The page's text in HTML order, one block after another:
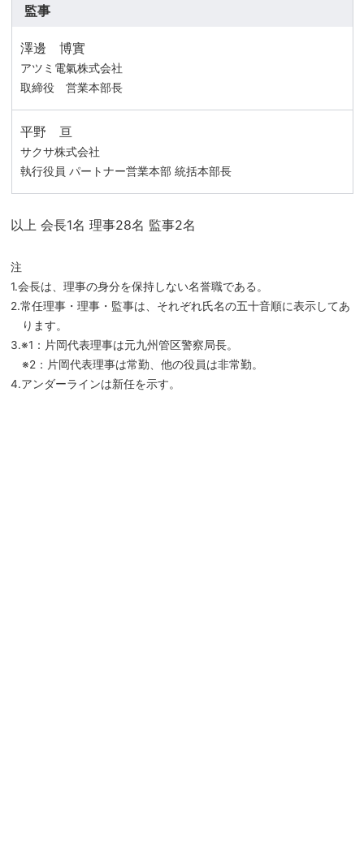
監事
澤邊 博實
アツミ電氣株式会社
取締役 営業本部長
平野 亘
サクサ株式会社
執行役員 パートナー営業本部 統括本部長
以上 会長1名 理事28名 監事2名
注
1.会長は、理事の身分を保持しない名誉職である。
2.常任理事・理事・監事は、それぞれ氏名の五十音順に表示してあ
ります。
3.※1：片岡代表理事は元九州管区警察局長。
※2：片岡代表理事は常勤、他の役員は非常勤。
4.アンダーラインは新任を示す。